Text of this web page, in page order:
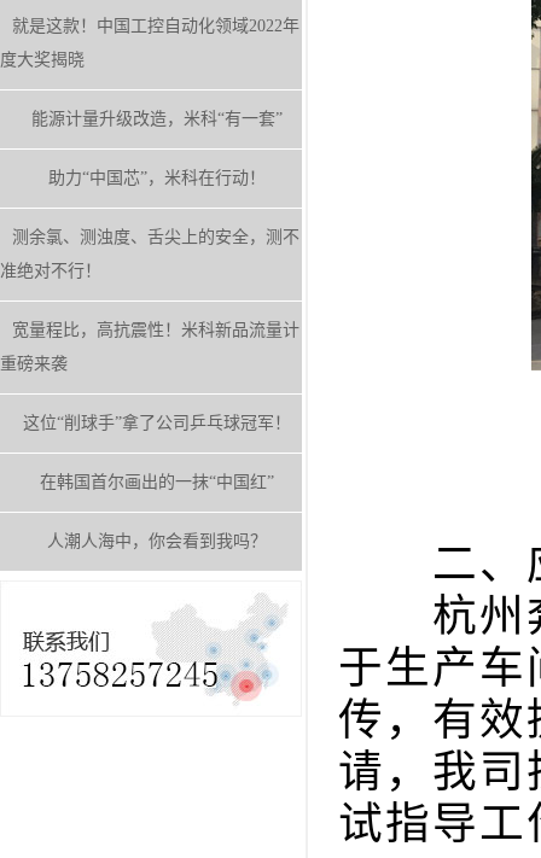
就是这款！中国工控自动化领域2022年
度大奖揭晓
能源计量升级改造，米科“有一套”
助力“中国芯”，米科在行动！
测余氯、测浊度、舌尖上的安全，测不
准绝对不行！
宽量程比，高抗震性！米科新品流量计
重磅来袭
这位“削球手”拿了公司乒乓球冠军！
在韩国首尔画出的一抹“中国红”
人潮人海中，你会看到我吗？
二、
杭州奔
于生产
传，有效
请，我司
试指导工